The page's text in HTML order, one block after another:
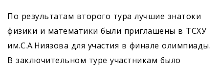
По результатам второго тура лучшие знатоки
физики и математики были приглашены в ТСХУ
им.С.А.Ниязова для участия в финале олимпиады.
В заключительном туре участникам было